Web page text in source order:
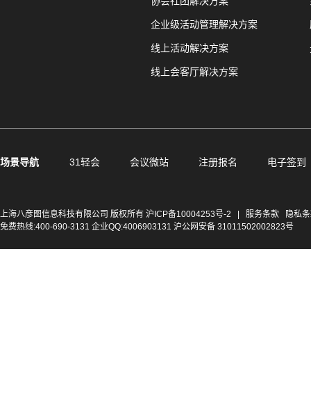
企业级活动管理解决方案
线上活动解决方案
线上会客厅解决方案
场景导航 31轻会 会议微站 注册报名 电子签到
上海八彦图信息科技有限公司 版权所有 沪ICP备10004253号-2 服务条款
隐私
免费热线:400-690-3131 企业QQ:4006903131 沪公网安备 31011502002823号